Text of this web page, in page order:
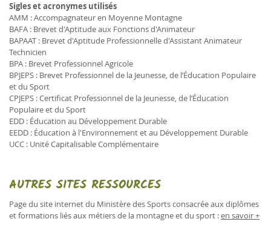
Sigles et acronymes utilisés
AMM : Accompagnateur en Moyenne Montagne
BAFA : Brevet d'Aptitude aux Fonctions d'Animateur
BAPAAT : Brevet d'Aptitude Professionnelle d'Assistant Animateur
Technicien
BPA : Brevet Professionnel Agricole
BPJEPS : Brevet Professionnel de la Jeunesse, de l’Éducation Populaire
et du Sport
CPJEPS : Certificat Professionnel de la Jeunesse, de l’Éducation
Populaire et du Sport
EDD : Éducation au Développement Durable
EEDD : Éducation à l'Environnement et au Développement Durable
UCC : Unité Capitalisable Complémentaire
AUTRES SITES RESSOURCES
Page du site internet du Ministère des Sports consacrée aux diplômes
et formations liés aux métiers de la montagne et du sport :en savoir +